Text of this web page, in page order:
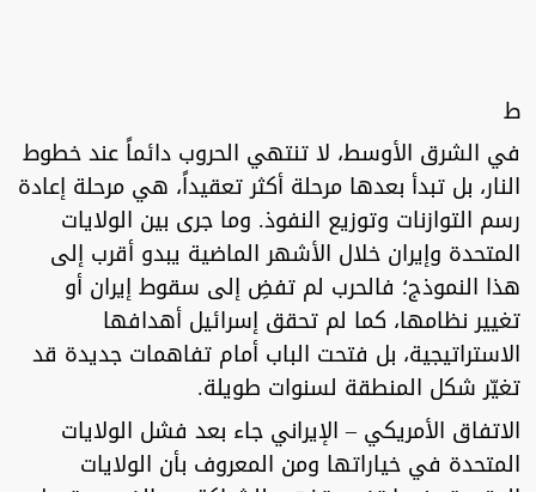
ط
في الشرق الأوسط، لا تنتهي الحروب دائماً عند خطوط
النار، بل تبدأ بعدها مرحلة أكثر تعقيداً، هي مرحلة إعادة
رسم التوازنات وتوزيع النفوذ. وما جرى بين الولايات
المتحدة وإيران خلال الأشهر الماضية يبدو أقرب إلى
هذا النموذج؛ فالحرب لم تفضِ إلى سقوط إيران أو
تغيير نظامها، كما لم تحقق إسرائيل أهدافها
الاستراتيجية، بل فتحت الباب أمام تفاهمات جديدة قد
تغيّر شكل المنطقة لسنوات طويلة.
الاتفاق الأمريكي – الإيراني جاء بعد فشل الولايات
المتحدة في خياراتها ومن المعروف بأن الولايات